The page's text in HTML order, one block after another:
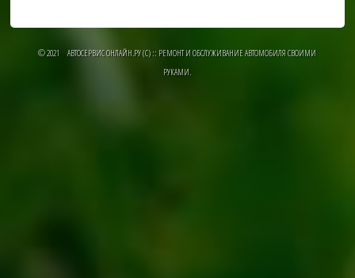
© 2021 АВТОСЕРВИС ОНЛАЙН.РУ (C) :: РЕМОНТ И ОБСЛУЖИВАНИЕ АВТОМОБИЛЯ СВОИМИ
РУКАМИ.